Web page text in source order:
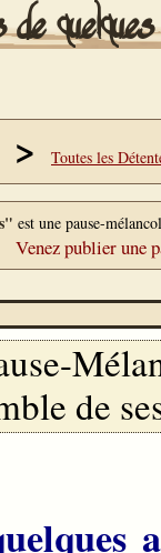
de
> Toutes les
est une pause-
Venez publier une
de